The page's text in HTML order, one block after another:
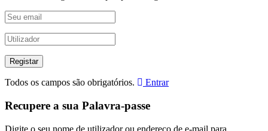
Todos os campos são obrigatórios. Entrar
Recupere a sua Palavra-passe
Digite o seu nome de utilizador ou endereço de e-mail para